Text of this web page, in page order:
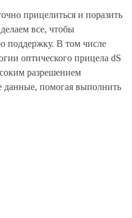
прицелиться и поразить
все, чтобы
поддержку. В том числе
оптического прицела dS
разрешением
данные, помогая выполнить